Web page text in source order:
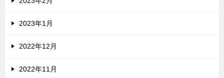
2023年1月
2022年12月
2022年11月